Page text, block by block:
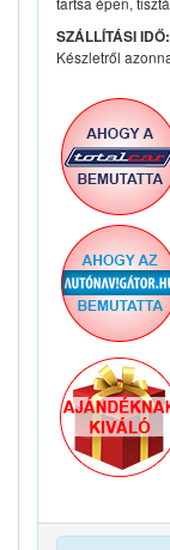
SZÁLLÍTÁSI IDŐ:
Készletről